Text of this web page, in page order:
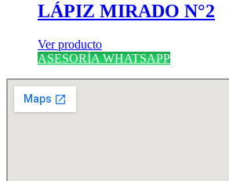
LÁPIZ MIRADO N°2
Ver producto
ASESORÍA WHATSAPP